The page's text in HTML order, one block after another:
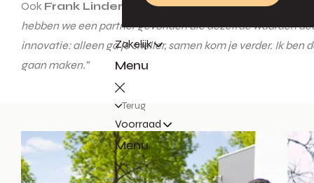
Zakelijk
Menu
Terug
Voorraad
Menu
Ook Frank Linders , directeur van De Waal Autogroep,
hebben we een partner gevonden die dezelfde waarden
innovatie: alleen ga je sneller, samen kom je verder. Ik
gaan maken.”